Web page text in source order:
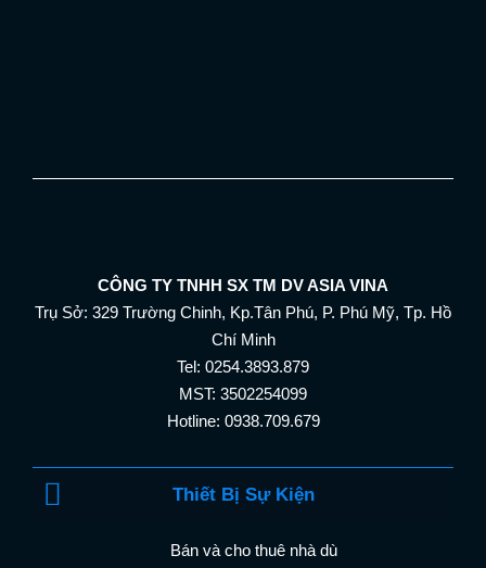
CÔNG TY TNHH SX TM DV ASIA VINA
Trụ Sở: 329 Trường Chinh, Kp.Tân Phú, P. Phú Mỹ, Tp. Hồ
Chí Minh
Tel: 0254.3893.879
MST: 3502254099
Hotline: 0938.709.679
Thiết Bị Sự Kiện
Bán và cho thuê nhà dù